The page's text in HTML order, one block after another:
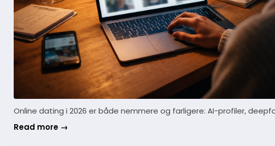
Online dating i 2026 er både nemmere og farligere: AI-profiler,
Read more →